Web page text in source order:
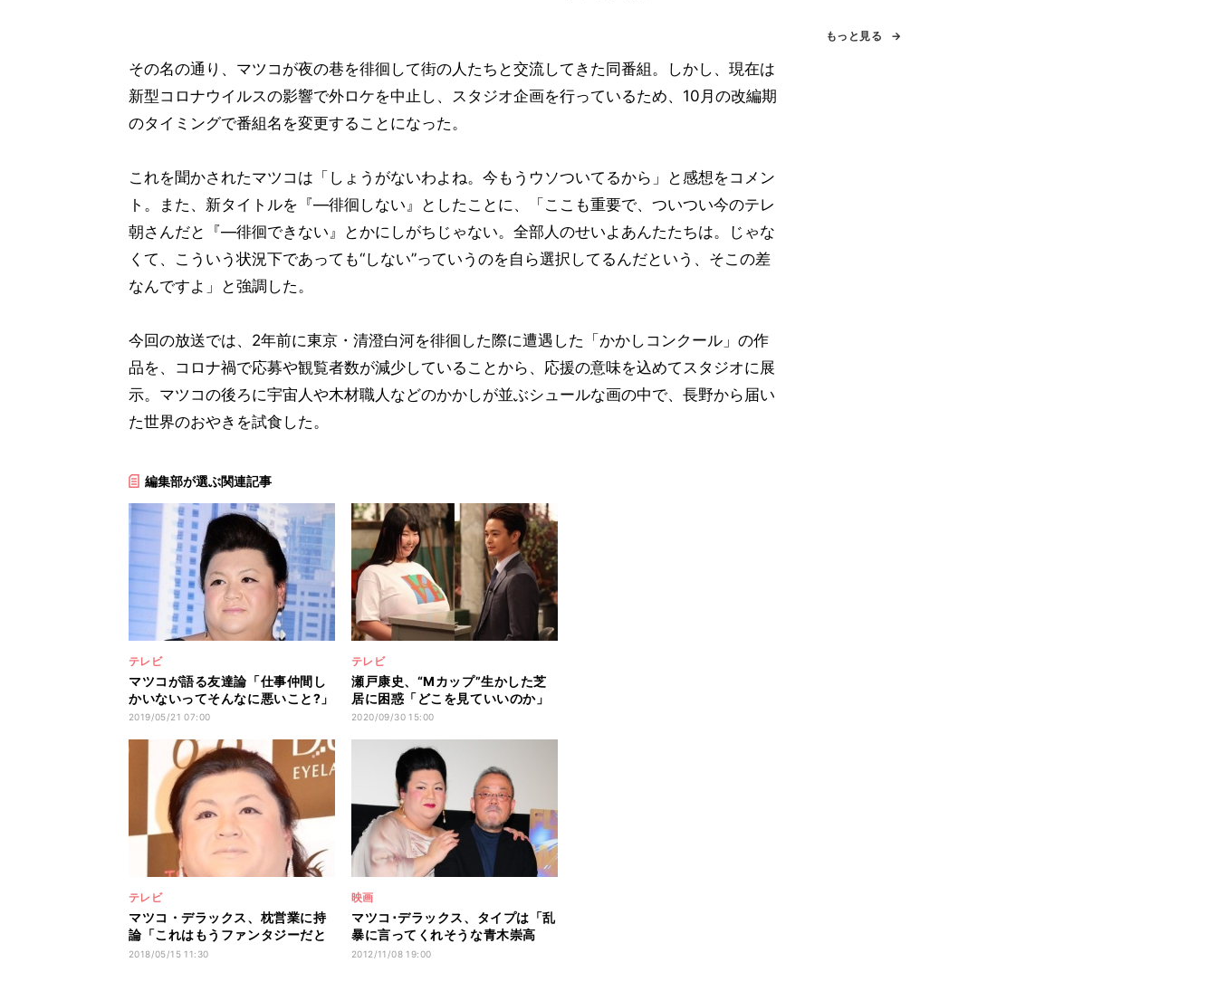
その名の通り、マツコが夜の巷を徘徊して街の人たちと交流してきた同番組。しかし、現在は
新型コロナウイルスの影響で外ロケを中止し、スタジオ企画を行っているため、10月の改編期
のタイミングで番組名を変更することになった。
これを聞かされたマツコは「しょうがないわよね。今もうウソついてるから」と感想をコメン
ト。また、新タイトルを『―徘徊しない』としたことに、「ここも重要で、ついつい今のテレ
朝さんだと『―徘徊できない』とかにしがちじゃない。全部人のせいよあんたたちは。じゃな
くて、こういう状況下であっても“しない”っていうのを自ら選択してるんだという、そこの差
なんですよ」と強調した。
今回の放送では、2年前に東京・清澄白河を徘徊した際に遭遇した「かかしコンクール」の作
品を、コロナ禍で応募や観覧者数が減少していることから、応援の意味を込めてスタジオに展
示。マツコの後ろに宇宙人や木材職人などのかかしが並ぶシュールな画の中で、長野から届い
た世界のおやきを試食した。
編集部が選ぶ関連記事
テレビ
マツコが語る友達論「仕事仲間し
かいないってそんなに悪いこと?」
2019/05/21 07:00
テレビ
瀬戸康史、“Mカップ”生かした芝
居に困惑「どこを見ていいのか」
2020/09/30 15:00
テレビ
マツコ・デラックス、枕営業に持
論「これはもうファンタジーだと
思う」
2018/05/15 11:30
映画
マツコ･デラックス、タイプは「乱
暴に言ってくれそうな青木崇高
君!」
2012/11/08 19:00
もっと見る